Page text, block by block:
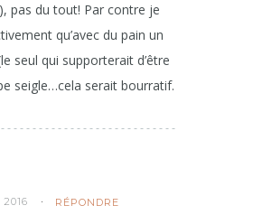
pas du tout! Par contre je
qu’avec du pain un
seul qui supporterait d’être
seigle…cela serait bourratif.
RÉPONDRE